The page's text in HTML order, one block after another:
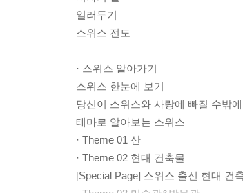
일러두기
스위스 전도
· 스위스 알아가기
스위스 한눈에 보기
당신이 스위스와 사랑에 빠질 수밖
테마로 알아보는 스위스
· Theme 01 산
· Theme 02 현대 건축물
[Special Page] 스위스 출신 현대 건